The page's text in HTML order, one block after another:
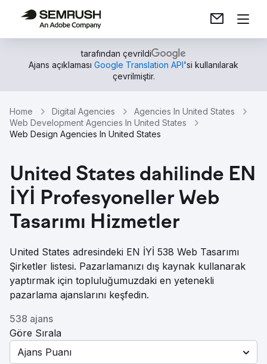
tarafından çevrildi
Ajans açıklaması Google Translation API'si kullanılarak
çevrilmiştir.
Home Digital Agencies
Agencies In United States
Web Development Agencies In United States
Web Design Agencies In United States
United States dahilinde EN
İYİ Profesyoneller Web
Tasarımı Hizmetler
United States adresindeki EN İYİ 538 Web Tasarımı
Şirketler listesi. Pazarlamanızı dış kaynak kullanarak
yaptırmak için topluluğumuzdaki en yetenekli
pazarlama ajanslarını keşfedin.
538 ajans
Göre Sırala
Ajans Puanı